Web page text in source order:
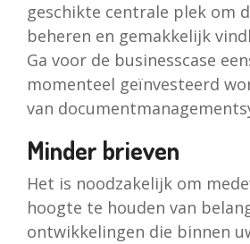
geschikte centrale plek om
beheren en gemakkelijk
Ga voor de businesscase
momenteel geïnvesteerd
van
Minder brieven
Het is noodzakelijk om
hoogte te houden van
ontwikkelingen die binnen